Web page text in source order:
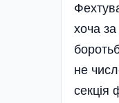
хоча
не